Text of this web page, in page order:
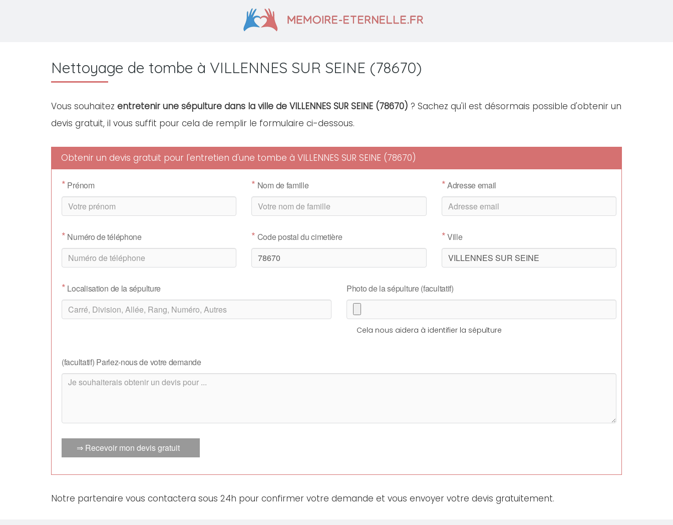
Nettoyage de tombe à VILLENNES SUR SEINE (78670)
Vous souhaitez entretenir une sépulture dans la ville de VILLENNES SUR SEINE (78670) ? Sachez qu'il est désormais possible d'obtenir un
devis gratuit, il vous suffit pour cela de remplir le formulaire ci-dessous.
Obtenir un devis gratuit pour l'entretien d'une tombe à VILLENNES SUR SEINE (78670)
* Prénom * Nom de famille *Adresse email
* Numéro de téléphone * Code postal du cimetière *Ville
* Localisation de la sépulture Photo de la sépulture (facultatif)
Cela nous aidera à identifier la sépulture
(facultatif) Parlez-nous de votre demande
⇒ Recevoir mon devis gratuit
Notre partenaire vous contactera sous 24h pour confirmer votre demande et vous envoyer votre devis gratuitement.